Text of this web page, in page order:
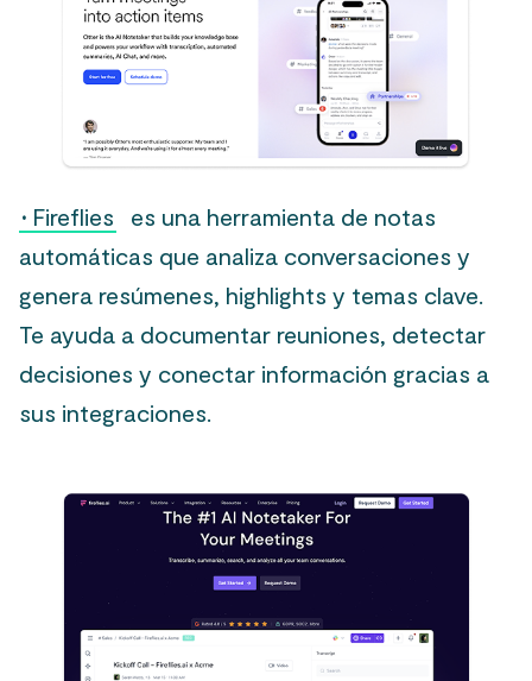
· Fireflies
es una herramienta de notas
automáticas que analiza conversaciones y
genera resúmenes, highlights y temas clave.
Te ayuda a documentar reuniones, detectar
decisiones y conectar información gracias a
sus integraciones.